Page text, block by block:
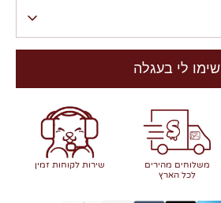
שימו לי בעגלה
משלוחים מהירים
לכל הארץ
שירות לקוחות זמין